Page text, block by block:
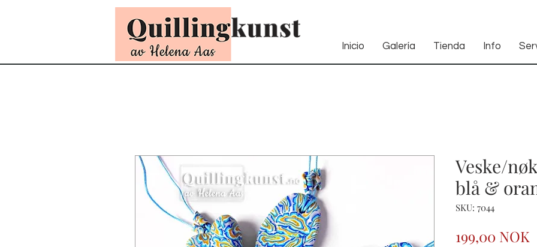
Inicio Galería Tienda Info
Veske/
blå &
SKU: 7044
199,00 NOK